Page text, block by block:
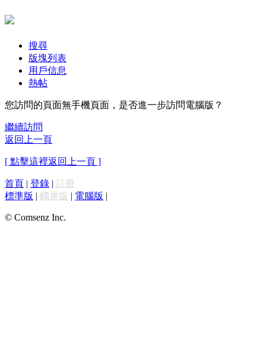
搜尋
版塊列表
用戶信息
熱帖
您訪問的頁面無手機頁面，是否進一步訪問電腦版？
繼續訪問
返回上一頁
[ 點擊這裡返回上一頁 ]
首頁 | 登錄 | 註冊
標準版 | 觸屏版 | 電腦版 |
© Comsenz Inc.